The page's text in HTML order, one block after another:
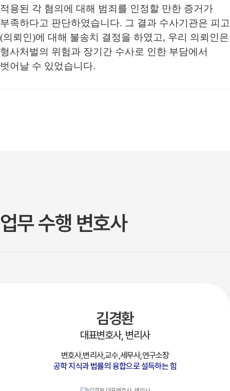
적용된 각 혐의에 대해 범죄를 인정할 만한 증거가
부족하다고 판단하였습니다. 그 결과 수사기관은 피고
(의뢰인)에 대해 불송치 결정을 하였고, 우리 의뢰인은
형사처벌의 위험과 장기간 수사로 인한 부담에서
벗어날 수 있었습니다.
업무 수행 변호사
김경환
대표변호사, 변리사
변호사,변리사,교수,세무사,연구소장
공학 지식과 법률의 융합으로 설득하는 힘